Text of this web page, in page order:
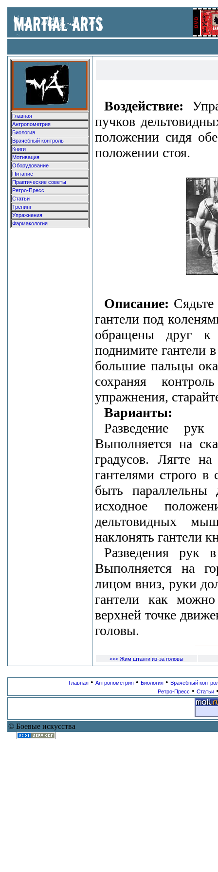
Главная
Антропометрия
Биология
Врачебный контроль
Книги
Мотивация
Оборудование
Питание
Практические советы
Ретро-Пресс
Статьи
Тренинг
Упражнения
Фармакология
Воздействие:
пучков
положении сидя
положении стоя.
Описание:
гантели под
обращены друг к
поднимите гантели
большие пальцы
сохраняя
упражнения,
Варианты:
Разведение
Выполняется на
градусов. Лягте
гантелями строго
быть
исходное
дельтовидных
наклонять гантели
Разведения рук
Выполняется на
лицом вниз, руки
гантели как
верхней точке
головы.
<<< Жим штанги из-за головы
Главная • Антропометрия • Биология • Врачебный
Ретро-Пресс • Статьи
© Боевые искусства